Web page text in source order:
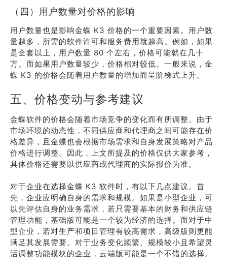
（四）用户数量对价格的影响
用户数量也是影响金蝶 K3 价格的一个重要因素。用户数
量越多，所需的软件许可和服务费用就越高。例如，如果
是全套以上，用户数量 80 个左右，价格可能就在几十
万。而如果用户数量较少，价格相对较低。一般来说，金
蝶 K3 的价格会随着用户数量的增加而呈阶梯式上升。
五、价格变动与参考建议
金蝶软件的价格会随着市场竞争的变化而有所调整。由于
市场环境的动态性，不同供应商和代理商之间可能存在价
格差异，且金蝶也会根据市场需求和自身发展策略对产品
价格进行调整。因此，上文所提及的价格仅供大家参考，
具体价格还需要以供应商或代理商的实际报价为准。
对于企业在选择金蝶 K3 软件时，有以下几点建议。首
先，企业应明确自身的需求和规模。如果是小型企业，可
以先评估自身的业务需求，若只需要基本的财务和供应链
管理功能，基础版可能是一个较为经济的选择。而对于中
型企业，若对生产和项目管理有较高需求，高级版则更能
满足其发展需要。对于业务变化频繁、规模较小且希望灵
活调整功能模块的企业，云端版可能是一个不错的选择。